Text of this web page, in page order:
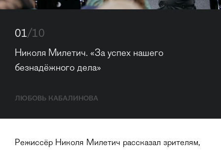
01/10
Николя Милетич. «За успех нашего
безнадёжного дела»
ЛЮБОВЬ КАБАЛИНОВА
Режиссёр Николя Милетич рассказал зрителям,